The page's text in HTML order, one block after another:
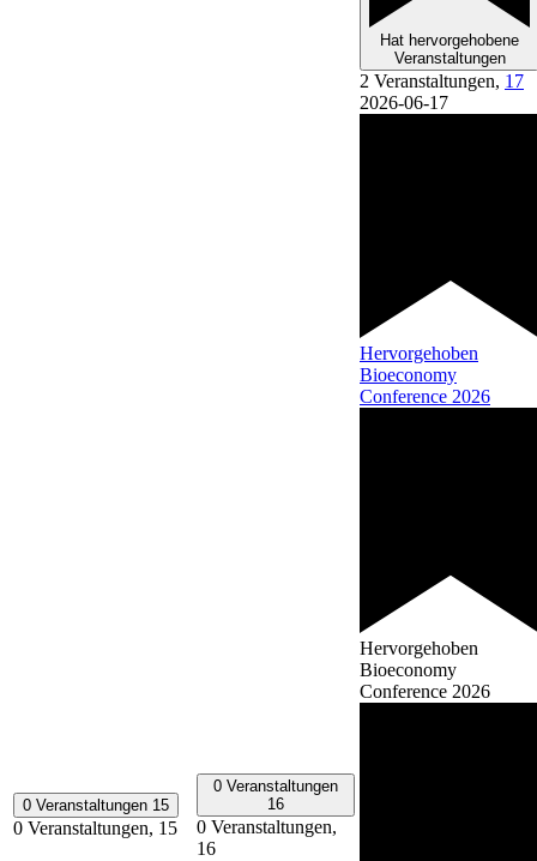
0 Veranstaltungen 15
0 Veranstaltungen, 15
0 Veranstaltungen
16
0 Veranstaltungen,
16
Hat hervorgehobene
Veranstaltungen
2 Veranstaltungen, 17
2026-06-17
Hervorgehoben
Bioeconomy
Conference 2026
Hervorgehoben
Bioeconomy
Conference 2026